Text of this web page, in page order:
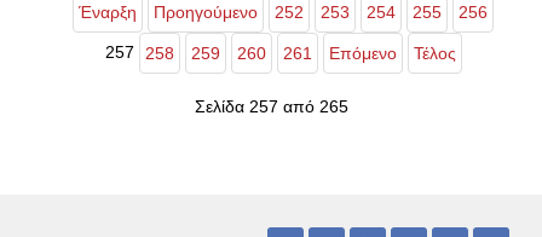
Έναρξη Προηγούμενο 252 253 254 255 256
257 258 259 260 261 Επόμενο Τέλος
Σελίδα 257 από 265